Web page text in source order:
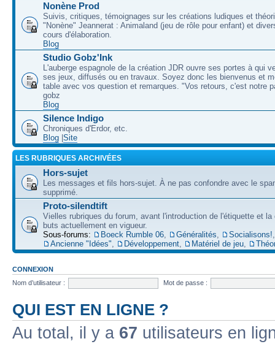
Nonène Prod
Suivis, critiques, témoignages sur les créations ludiques et
"Nonène" Jeannerat : Animaland (jeu de rôle pour enfant) et
cours d'élaboration.
Blog
Studio Gobz'Ink
L'auberge espagnole de la création JDR ouvre ses portes à qui
ses jeux, diffusés ou en travaux. Soyez donc les bienvenus et
table avec vos question et remarques. "Vos retours, c'est notre
gobz
Blog
Silence Indigo
Chroniques d'Erdor, etc.
Blog Site
LES RUBRIQUES ARCHIVÉES
Hors-sujet
Les messages et fils hors-sujet. À ne pas confondre avec le
supprimé.
Proto-silendtift
Vielles rubriques du forum, avant l'introduction de l'étiquette et la
buts actuellement en vigueur.
Sous-forums:
Boeck Rumble 06, Généralités, Socialisons!,
Ancienne "Idées", Développement, Matériel de jeu,
CONNEXION
Nom d’utilisateur :
Mot de passe :
QUI EST EN LIGNE ?
Au total, il y a 67 utilisateurs en